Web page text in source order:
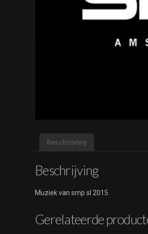
Beschrijving
Beschrijving
Muziek van smp sl 2015
Gerelateerde